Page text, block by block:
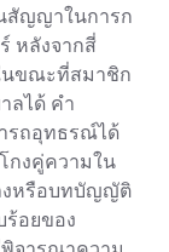
นสัญญาในการก
หลังจากสี่
นขณะที่สมาชิก
ลได้ คำ
รถอุทธรณ์ได้
กงคู่ความใน
งหรือบทบัญญัติ
ร้อยของ